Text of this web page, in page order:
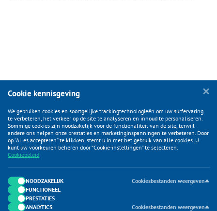
KLANTENSERVICE
CATEGORIEËN
DUIJVELAAR E-COMMERCE
CONTACTEN
Cookie kennisgeving
We gebruiken cookies en soortgelijke trackingtechnologieën om uw surfervaring
te verbeteren, het verkeer op de site te analyseren en inhoud te personaliseren.
Sommige cookies zijn noodzakelijk voor de functionaliteit van de site, terwijl
andere ons helpen onze prestaties en marketinginspanningen te verbeteren. Door
op “Alles accepteren” te klikken, stemt u in met het gebruik van alle cookies. U
kunt uw voorkeuren beheren door “Cookie-instellingen” te selecteren.
Cookiebeleid
NOODZAKELIJK
Cookiesbestanden weergeven
FUNCTIONEEL
PRESTATIES
ANALYTICS
Cookiesbestanden weergeven